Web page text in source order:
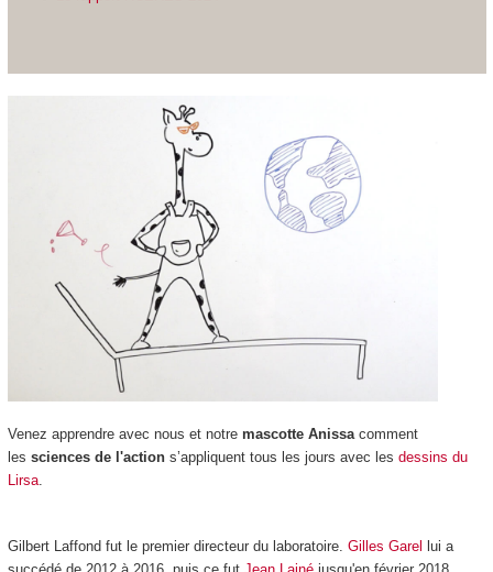
Venez apprendre avec nous et notre mascotte Anissa comment
les sciences de l'actions’appliquent tous les jours avec les dessins du
Lirsa.
Gilbert Laffond fut le premier directeur du laboratoire. Gilles Garel
lui a